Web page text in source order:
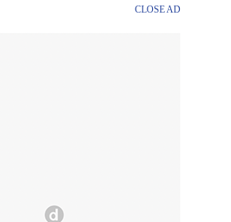
CLOSE AD